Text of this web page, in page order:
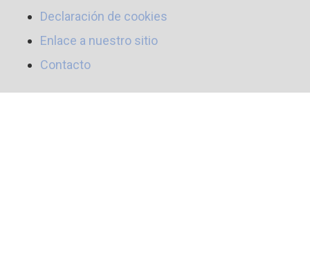
Declaración de cookies
Enlace a nuestro sitio
Contacto